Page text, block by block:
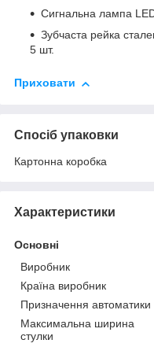
Сигнальна лампа
Зубчаста рейка
5 шт.
Приховати
Спосіб упаковки
Картонна коробка
Характеристики
Основні
Виробник
Країна виробник
Призначення автоматики
Максимальна ширина
стулки